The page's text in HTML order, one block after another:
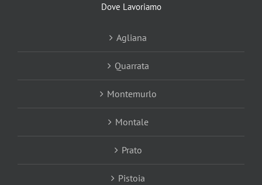
Dove Lavoriamo
Agliana
Quarrata
Montemurlo
Montale
Prato
Pistoia